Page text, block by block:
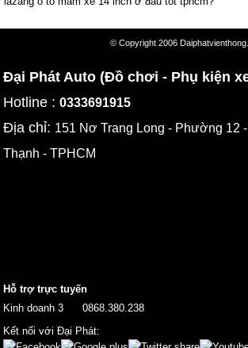
© Copyright 2006
Đại Phát Auto (Đồ chơi - Phụ kiện
Hotline :0333691915
Địa chỉ: 151 Nơ Trang Long - Phường 12
Thạnh - TPHCM
Hỗ trợ trực tuyến
Kinh doanh 3
0868.380.238
Kết nối với Đại Phát: